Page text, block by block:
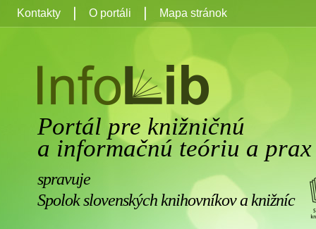
Portál pre knižničnú
a informačnú teóriu a prax
spravuje
Spolok slovenských knihovníkov a knižníc
Kontakty O portáli Mapa stránok